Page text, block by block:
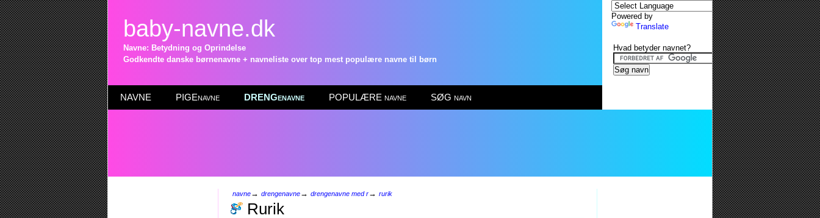
baby-navne.dk
Navne: Betydning og Oprindelse
Godkendte danske børnenavne + navneliste over top mest populære navne til børn
NAVNE PIGEnavne DRENGenavne POPULÆRE navne SØG navn
navne→ drengenavne→ drengenavne med r→ rurik
Rurik
Powered by
Translate
Hvad betyder navnet?